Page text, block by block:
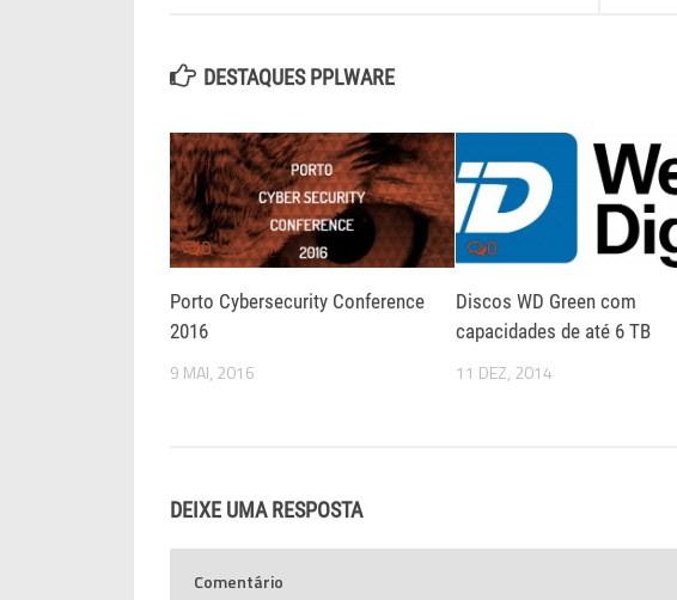
DESTAQUES PPLWARE
0
Porto Cybersecurity Conference
2016
9 MAI, 2016
0
Discos WD Green com
capacidades de até 6 TB
11 DEZ, 2014
DEIXE UMA RESPOSTA
Comentário